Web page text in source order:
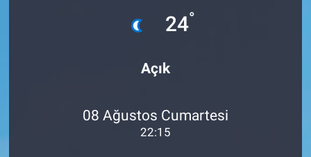
24°
Açık
08 Ağustos Cumartesi
22:15